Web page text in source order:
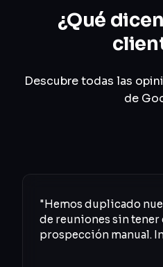
¿Qué
Descubre todas las
de
"Hemos duplicado
de reuniones sin tener
prospección manual.